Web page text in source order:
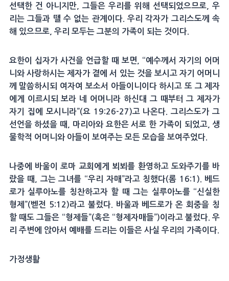
선택한 건 아니지만, 그들은 우리를 위해 선택되었으므로, 우
리는 그들과 뗄 수 없는 관계이다. 우리 각자가 그리스도께 속
해 있으므로, 우리 모두는 그분의 가족이 되는 것이다.
요한이 십자가 사건을 언급할 때 보면, “예수께서 자기의 어머
니와 사랑하시는 제자가 곁에 서 있는 것을 보시고 자기 어머니
께 말씀하시되 여자여 보소서 아들이니이다 하시고 또 그 제자
에게 이르시되 보라 네 어머니라 하신대 그 때부터 그 제자가
자기 집에 모시니라”(요 19:26-27)고 나온다. 그리스도가 그
선언을 하셨을 때, 마리아와 요한은 서로 한 가족이 되었고, 생
물학적 어머니와 아들이 보여주는 모든 모습을 보여주었다.
나중에 바울이 로마 교회에게 뵈뵈를 환영하고 도와주기를 바
랐을 때, 그는 그녀를 “우리 자매”라고 칭했다(롬 16:1). 베드
로가 실루아노를 칭찬하고자 할 때 그는 실루아노를 “신실한
형제”(벧전 5:12)라고 불렀다. 바울과 베드로가 온 회중을 칭
할 때도 그들은 “형제들”(혹은 “형제자매들”)이라고 불렀다. 우
리 주변에 앉아서 예배를 드리는 이들은 사실 우리의 가족이다.
가정생활